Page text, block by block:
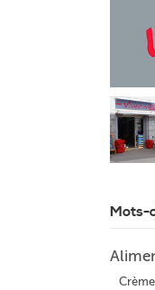
Mots-